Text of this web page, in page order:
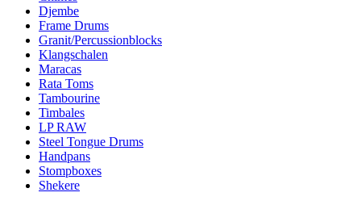
Djembe
Frame Drums
Granit/Percussionblocks
Klangschalen
Maracas
Rata Toms
Tambourine
Timbales
LP RAW
Steel Tongue Drums
Handpans
Stompboxes
Shekere